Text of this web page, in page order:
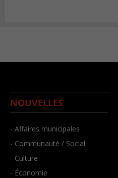
NOUVELLES
- Affaires municipales
- Communauté / Social
- Culture
- Économie